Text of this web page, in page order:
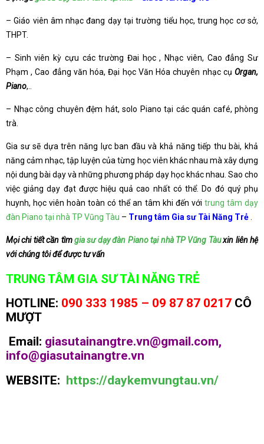
– Giáo viên âm nhạc đang dạy tại trường tiểu học, trung học cơ sở,
THPT.
– Sinh viên kỳ cựu các trường Đai học , Nhạc viên, Cao đẳng Sư
Phạm , Cao đẳng văn hóa, Đại học Văn Hóa chuyên nhạc cụ Organ,
Piano,..
– Nhạc công chuyên đệm hát, solo Piano tại các quán café, phòng
trà.
Gia sư sẽ dựa trên năng lực ban đầu và khả năng tiếp thu bài, khả
năng cảm nhạc, tập luyện của từng học viên khác nhau mà xây dựng
nội dung bài dạy và những phương pháp dạy học khác nhau. Sao cho
việc giảng dạy đạt được hiệu quả cao nhất có thể. Do đó quý phụ
huynh, học viên hoàn toàn có thể an tâm khi đến với trung tâm dạy
đàn Piano tại nhà TP Vũng Tàu – Trung tâm Gia sư Tài Năng Trẻ
Mọi chi tiết cần tìmgia sư dạy đàn Piano tại nhà TP Vũng Tàuxin liên hệ
với chúng tôi để được tư vấn
TRUNG TÂM GIA SƯ TÀI NĂNG TRẺ
HOTLINE: 090 333 1985 – 09 87 87 0217 CÔ
MƯỢT
Email: giasutainangtre.vn@gmail.com,
info@giasutainangtre.vn
WEBSITE: https://daykemvungtau.vn/